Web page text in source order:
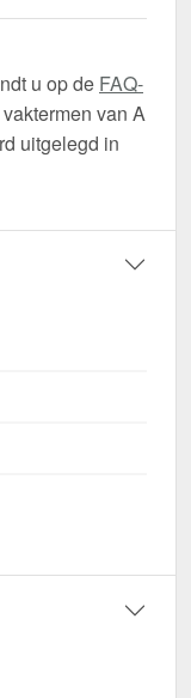
u op de FAQ-
van A
uitgelegd in